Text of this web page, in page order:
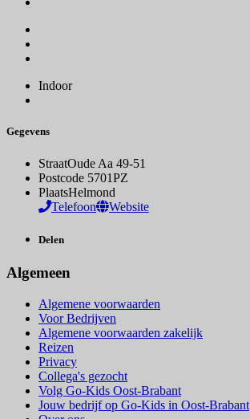
Indoor
Gegevens
StraatOude Aa 49-51
Postcode 5701PZ
PlaatsHelmond
Telefoon
Website
Delen
Algemeen
Algemene voorwaarden
Voor Bedrijven
Algemene voorwaarden zakelijk
Reizen
Privacy
Collega's gezocht
Volg Go-Kids Oost-Brabant
Jouw bedrijf op Go-Kids in Oost-Brabant